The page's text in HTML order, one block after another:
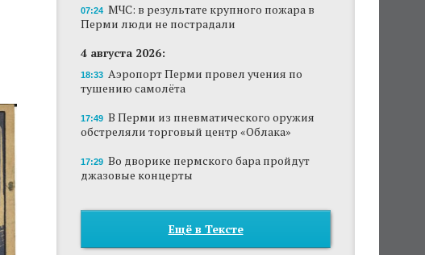
07:24 МЧС: в результате крупного пожара в
Перми люди не пострадали
4 августа 2026:
18:33 Аэропорт Перми провел учения по
тушению самолёта
17:49 В Перми из пневматического оружия
обстреляли торговый центр «Облака»
17:29 Во дворике пермского бара пройдут
джазовые концерты
Ещё в Тексте